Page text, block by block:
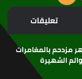
الموقع
RSS
تعليقات
2026: شهر مزدحم بالمغامرات
الشهيرة